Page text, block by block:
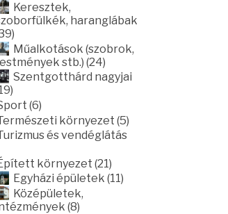
Keresztek,
haranglábak
Műalkotások (szobrok,
stb.) (24)
Szentgotthárd nagyjai
(6)
környezet (5)
és vendéglátás
környezet (21)
Egyházi épületek (11)
Középületek,
(8)